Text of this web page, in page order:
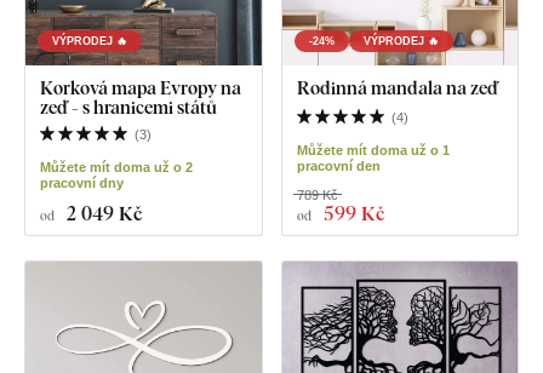
VÝPRODEJ 🔥
Korková mapa Evropy na
zeď - s hranicemi států
(3)
Můžete mít doma už o 2
pracovní dny
od 2 049 Kč
-24% VÝPRODEJ 🔥
Rodinná mandala na zeď
(4)
Můžete mít doma už o 1
pracovní den
od 599 Kč
789 Kč